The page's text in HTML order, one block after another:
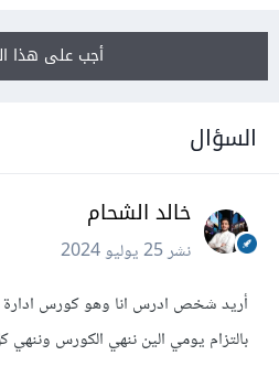
أجب على هذا
السؤال
خالد الشحام
نشر25 يوليو 2024
أريد شخص ادرس انا وهو كورس
بالتزام يومي الين ننهي الكورس وننهي